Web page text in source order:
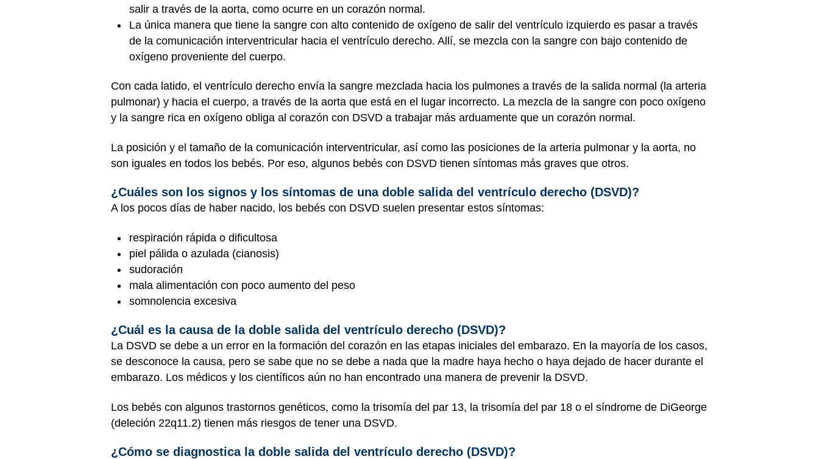
salir a través de la aorta, como ocurre en un corazón normal.
La única manera que tiene la sangre con alto contenido de oxígeno de salir del ventrículo izquierdo es pasar a través
de la comunicación interventricular hacia el ventrículo derecho. Allí, se mezcla con la sangre con bajo contenido de
oxígeno proveniente del cuerpo.
Con cada latido, el ventrículo derecho envía la sangre mezclada hacia los pulmones a través de la salida normal (la arteria
pulmonar) y hacia el cuerpo, a través de la aorta que está en el lugar incorrecto. La mezcla de la sangre con poco oxígeno
y la sangre rica en oxígeno obliga al corazón con DSVD a trabajar más arduamente que un corazón normal.
La posición y el tamaño de la comunicación interventricular, así como las posiciones de la arteria pulmonar y la aorta, no
son iguales en todos los bebés. Por eso, algunos bebés con DSVD tienen síntomas más graves que otros.
¿Cuáles son los signos y los síntomas de una doble salida del ventrículo derecho (DSVD)?
A los pocos días de haber nacido, los bebés con DSVD suelen presentar estos síntomas:
respiración rápida o dificultosa
piel pálida o azulada (cianosis)
sudoración
mala alimentación con poco aumento del peso
somnolencia excesiva
¿Cuál es la causa de la doble salida del ventrículo derecho (DSVD)?
La DSVD se debe a un error en la formación del corazón en las etapas iniciales del embarazo. En la mayoría de los casos,
se desconoce la causa, pero se sabe que no se debe a nada que la madre haya hecho o haya dejado de hacer durante el
embarazo. Los médicos y los científicos aún no han encontrado una manera de prevenir la DSVD.
Los bebés con algunos trastornos genéticos, como la trisomía del par 13, la trisomía del par 18 o el síndrome de DiGeorge
(deleción 22q11.2) tienen más riesgos de tener una DSVD.
¿Cómo se diagnostica la doble salida del ventrículo derecho (DSVD)?